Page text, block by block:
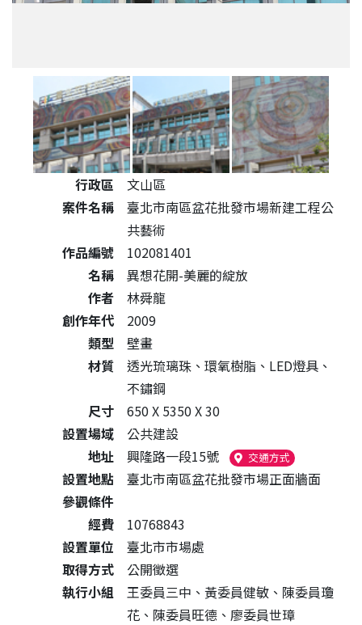
公共藝術作品詳細資料
行政區
文山區
案件名稱
臺北市南區盆花批發市場新建工程公
共藝術
作品編號
102081401
名稱
異想花開-美麗的綻放
作者
林舜龍
創作年代
2009
類型
壁畫
材質
透光琉璃珠、環氧樹脂、LED燈具、
不鏽鋼
尺寸
650 X 5350 X 30
設置場域
公共建設
地址
興隆路一段15號 交通方式（另開新視窗）
設置地點
臺北市南區盆花批發市場正面牆面
參觀條件
經費
10768843
設置單位
臺北市市場處
取得方式
公開徵選
執行小組
王委員三中、黃委員健敏、陳委員瓊
花、陳委員旺德、廖委員世璋